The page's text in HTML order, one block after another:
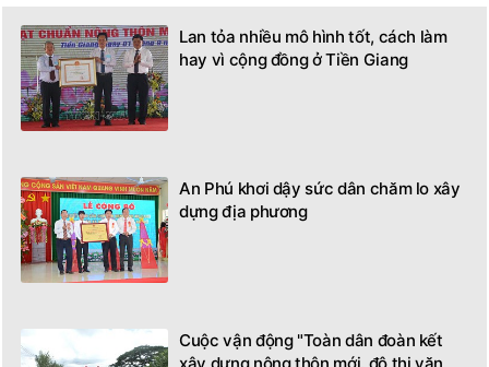
Lan tỏa nhiều mô hình tốt, cách làm
hay vì cộng đồng ở Tiền Giang
An Phú khơi dậy sức dân chăm lo xây
dựng địa phương
Cuộc vận động "Toàn dân đoàn kết